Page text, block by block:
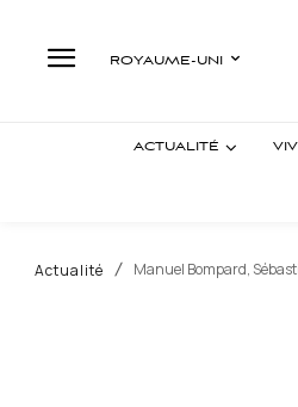
ROYAUME-UNI
ACTUALITÉ
Actualité Manuel Bompard,